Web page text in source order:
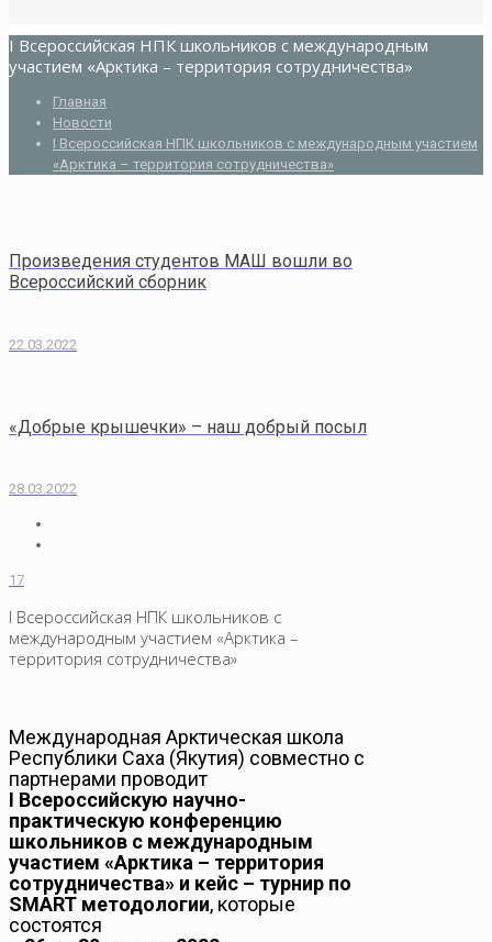
I Всероссийская НПК школьников с международным
участием «Арктика – территория сотрудничества»
Главная
Новости
I Всероссийская НПК школьников с международным участием
«Арктика – территория сотрудничества»
Произведения студентов МАШ вошли во
Всероссийский сборник
22.03.2022
«Добрые крышечки» – наш добрый посыл
28.03.2022
17
I Всероссийская НПК школьников с
международным участием «Арктика –
территория сотрудничества»
Международная Арктическая школа
Республики Саха (Якутия) совместно с
партнерами проводит
I Всероссийскую научно-
практическую конференцию
школьников с международным
участием «Арктика – территория
сотрудничества» и кейс – турнир по
SMART методологии, которые
состоятся